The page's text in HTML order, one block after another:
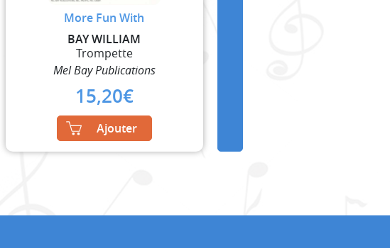
More Fun With
BAY WILLIAM
Trompette
Mel Bay Publications
15,20€
Ajouter